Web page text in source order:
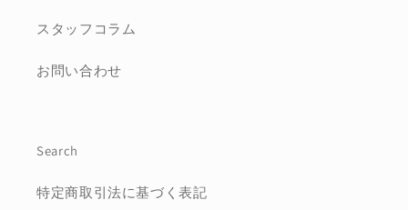
スタッフコラム
お問い合わせ
Search
特定商取引法に基づく表記